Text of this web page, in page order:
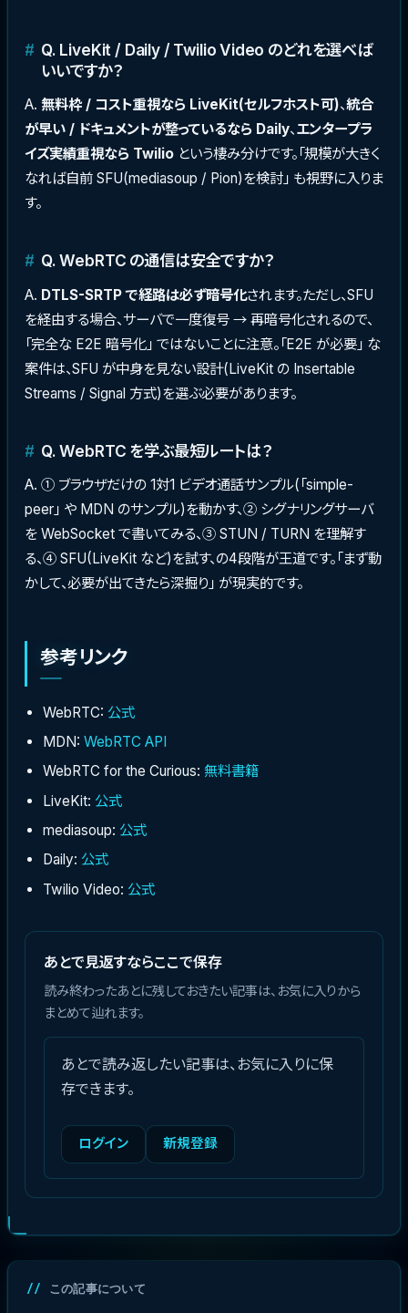
Q. LiveKit / Daily / Twilio Video のどれを選べば
いいですか？
A. 無料枠 / コスト重視なら LiveKit(セルフホスト可)、統合
が早い / ドキュメントが整っているなら Daily、エンタープラ
イズ実績重視なら Twilio という棲み分けです。「規模が大きく
なれば自前 SFU(mediasoup / Pion)を検討」 も視野に入りま
す。
Q. WebRTC の通信は安全ですか？
A. DTLS-SRTP で経路は必ず暗号化されます。ただし、SFU
を経由する場合、サーバで一度復号 → 再暗号化されるので、
「完全な E2E 暗号化」 ではないことに注意。「E2E が必要」 な
案件は、SFU が中身を見ない設計(LiveKit の Insertable
Streams / Signal 方式)を選ぶ必要があります。
Q. WebRTC を学ぶ最短ルートは？
A. ① ブラウザだけの 1対1 ビデオ通話サンプル(「simple-
peer」 や MDN のサンプル)を動かす、② シグナリングサーバ
を WebSocket で書いてみる、③ STUN / TURN を理解す
る、④ SFU(LiveKit など)を試す、の4段階が王道です。「まず動
かして、必要が出てきたら深掘り」 が現実的です。
参考リンク
WebRTC: 公式
MDN: WebRTC API
WebRTC for the Curious: 無料書籍
LiveKit: 公式
mediasoup: 公式
Daily: 公式
Twilio Video: 公式
あとで見返すならここで保存
読み終わったあとに残しておきたい記事は、お気に入りから
まとめて辿れます。
あとで読み返したい記事は、お気に入りに保
存できます。
ログイン 新規登録
この記事について